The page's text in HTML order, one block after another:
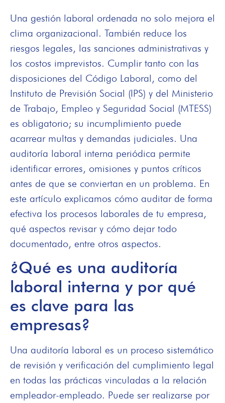
Una gestión laboral ordenada no solo mejora el
clima organizacional. También reduce los
riesgos legales, las sanciones administrativas y
los costos imprevistos. Cumplir tanto con las
disposiciones del Código Laboral, como del
Instituto de Previsión Social (IPS) y del Ministerio
de Trabajo, Empleo y Seguridad Social (MTESS)
es obligatorio; su incumplimiento puede
acarrear multas y demandas judiciales. Una
auditoría laboral interna periódica permite
identificar errores, omisiones y puntos críticos
antes de que se conviertan en un problema. En
este artículo explicamos cómo auditar de forma
efectiva los procesos laborales de tu empresa,
qué aspectos revisar y cómo dejar todo
documentado, entre otros aspectos.
¿Qué es una auditoría
laboral interna y por qué
es clave para las
empresas?
Una auditoría laboral es un proceso sistemático
de revisión y verificación del cumplimiento legal
en todas las prácticas vinculadas a la relación
empleador-empleado. Puede ser realizarse por